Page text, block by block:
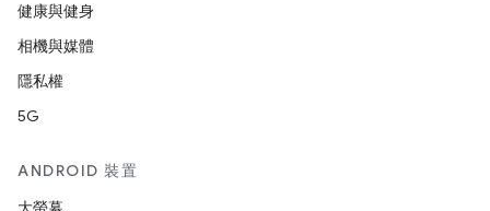
健康與健身
相機與媒體
隱私權
5G
ANDROID 裝置